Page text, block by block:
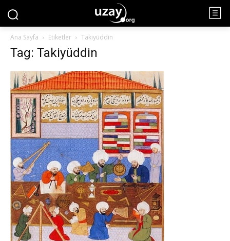
Ana Sayfa Etiketler Takiyüddin
Tag: Takiyüddin